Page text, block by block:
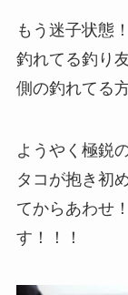
もう迷子状態！
釣れてる釣り
側の釣れてる
ようやく極鋭
タコが抱き初
てからあわせ
す！！！